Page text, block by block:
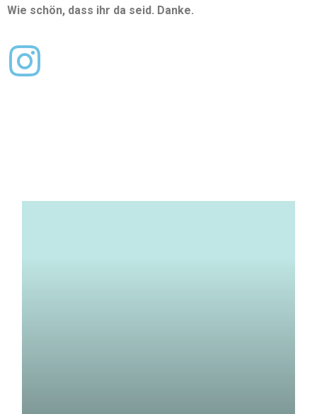
Wie schön, dass ihr da seid. Danke.